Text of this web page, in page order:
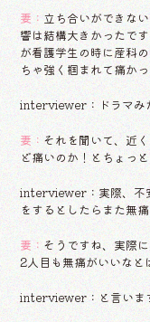
妻： 立ち合いができな
響は結構大きかったで
が看護学生の時に産科
ちゃ強く掴まれて痛か
interviewer：ドラマみ
妻： それを聞いて、近
ど痛いのか！とちょっ
interviewer：実際、不
をするとしたらまた無
妻：そうですね、実際
2人目も無痛がいいなと
interviewer：と言いま